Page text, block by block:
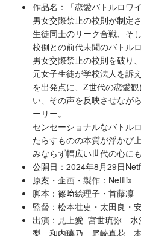
作品名：「恋愛バトルロワイ
男女交際禁止の校則が制定
生徒同士のリーク合戦、そ
校側との前代未聞のバトル
男女交際禁止の校則を破り
元女子生徒が学校法人を訴
を出発点に、Z世代の恋愛
い、その声を反映させなが
ーリー。
センセーショナルなバトル
たらすものの本質が浮かび
みならず幅広い世代の心に
公開日：2024年8月29日
原案・企画・製作：Netflix
脚本：篠﨑絵理子・首藤凜
監督：松本壮史・太田良・
出演：見上愛 宮世琉弥
梨 和内璃乃 尾崎真花